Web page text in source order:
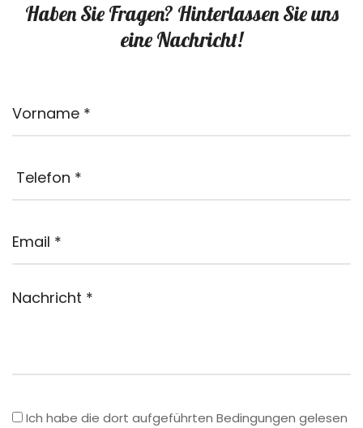
Haben Sie Fragen? Hinterlassen Sie uns
eine Nachricht!
Ich habe die dort aufgeführten Bedingungen gelesen